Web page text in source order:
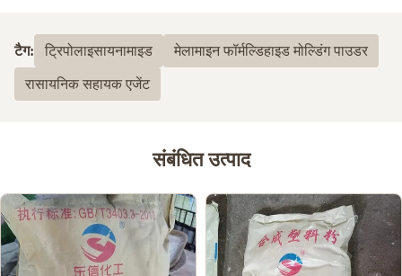
टैग: ट्रिपोलाइसायनामाइड मेलामाइन फॉर्मल्डिहाइड मोल्डिंग पाउडर
रासायनिक सहायक एजेंट
संबंधित उत्पाद